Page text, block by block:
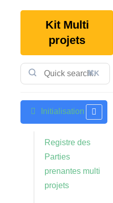
Kit Multi
projets
⌘K
Initialisation
Registre des
Parties
prenantes multi
projets